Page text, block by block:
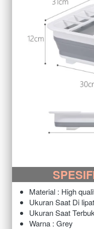
Material : High
Ukuran Saat Di
Ukuran Saat
Warna : Grey